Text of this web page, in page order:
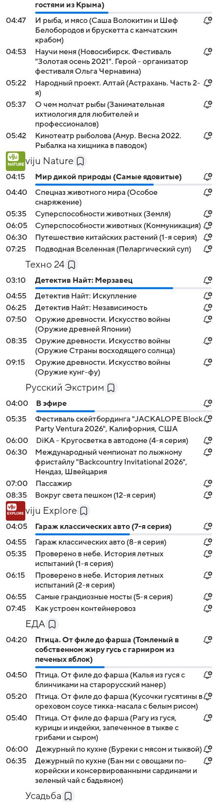
гостями из Крыма)
04:47
И рыба, и мясо (Саша Волокитин и Шеф
Белобородов и брускетта с камчатским
крабом)
04:53
Научи меня (Новосибирск. Фестиваль
"Золотая осень 2021". Герой - организатор
фестиваля Ольга Чернавина)
05:22
Народный проект. Алтай (Астрахань. Часть 2-
я)
05:37
О чем молчат рыбы (Занимательная
ихтиология для любителей и
профессионалов)
05:42
Кинотеатр рыболова (Амур. Весна 2022.
Рыбалка на хищника в паводок)
viju Nature
04:15
Мир дикой природы (Самые ядовитые)
04:40
Спецназ животного мира (Особое
снаряжение)
05:35
Суперспособности животных (Земля)
06:05
Суперспособности животных (Коммуникация)
06:30
Путешествие китайских растений (1-я серия)
07:25
Подводная Вселенная (Пеларгический суп)
Техно 24
03:10
Детектив Найт: Мерзавец
04:55
Детектив Найт: Искупление
06:25
Детектив Найт: Независимость
07:50
Оружие древности. Искусство войны
(Оружие древней Японии)
08:35
Оружие древности. Искусство войны
(Оружие Страны восходящего солнца)
09:15
Оружие древности. Искусство войны
(Оружие кунг-фу)
Русский Экстрим
04:00
В эфире
05:35
Фестиваль скейтбординга "JACKALOPE Block
Party Ventura 2026", Калифорния, США
06:00
DiKA - Кругосветка в автодоме (4-я серия)
06:30
Международный чемпионат по лыжному
фристайлу "Backcountry Invitational 2026",
Нендаз, Швейцария
07:00
Пассажир
08:35
Вокруг света пешком (12-я серия)
viju Explore
04:05
Гараж классических авто (7-я серия)
04:55
Гараж классических авто (8-я серия)
05:35
Проверено в небе. История летных
испытаний (1-я серия)
06:15
Проверено в небе. История летных
испытаний (2-я серия)
06:55
Самые грандиозные мосты (5-я серия)
07:45
Как устроен контейнеровоз
ЕДА
04:20
Птица. От филе до фарша (Томленый в
собственном жиру гусь с гарниром из
печеных яблок)
04:50
Птица. От филе до фарша (Калья из гуся с
блинчиками на старорусский манер)
05:20
Птица. От филе до фарша (Кусочки гусятины в
ореховом соусе тикка-масала с белым рисом)
05:40
Птица. От филе до фарша (Рагу из гуся,
курицы и индейки, запеченное в тыкве с
грибами и сыром)
06:00
Дежурный по кухне (Буреки с мясом и тыквой)
06:35
Дежурный по кухне (Бан ми с овощами по-
корейски и консервированными сардинами и
зеленый чай с бадьяном)
Усадьба